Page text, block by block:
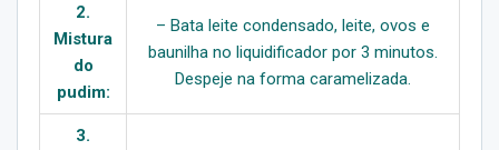
2.
Mistura
do
pudim:
– Bata leite condensado, leite, ovos e
baunilha no liquidificador por 3 minutos.
Despeje na forma caramelizada.
3.